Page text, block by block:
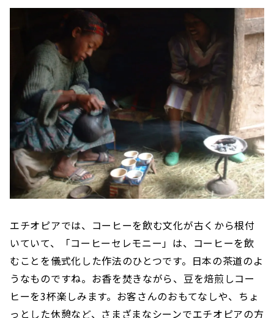
エチオピアでは、コーヒーを飲む文化が古くから根付
いていて、「コーヒーセレモニー」は、コーヒーを飲
むことを儀式化した作法のひとつです。日本の茶道のよ
うなものですね。お香を焚きながら、豆を焙煎しコー
ヒーを3杯楽しみます。お客さんのおもてなしや、ちょ
っとした休憩など、さまざまなシーンでエチオピアの方